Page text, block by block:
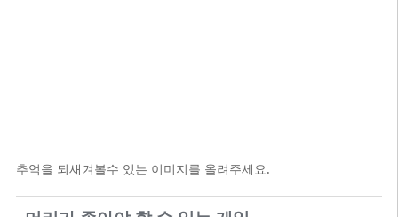
추억을 되새겨볼수 있는 이미지를 올려주세요.